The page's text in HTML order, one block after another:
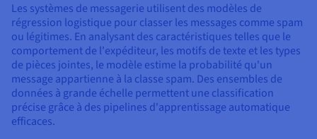
Les systèmes de messagerie utilisent des modèles de
régression logistique pour classer les messages comme spam
ou légitimes. En analysant des caractéristiques telles que le
comportement de l'expéditeur, les motifs de texte et les types
de pièces jointes, le modèle estime la probabilité qu'un
message appartienne à la classe spam. Des ensembles de
données à grande échelle permettent une classification
précise grâce à des pipelines d'apprentissage automatique
efficaces.